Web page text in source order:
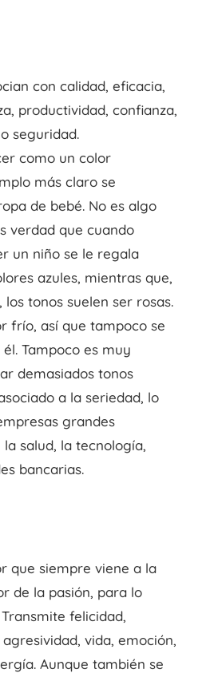
con calidad, eficacia,
productividad, confianza,
seguridad.
como un color
más claro se
de bebé. No es algo
verdad que cuando
un niño se le regala
azules, mientras que,
los tonos suelen ser rosas.
frío, así que tampoco se
Tampoco es muy
demasiados tonos
a la seriedad, lo
grandes
salud, la tecnología,
bancarias.
que siempre viene a la
de la pasión, para lo
felicidad,
vida, emoción,
Aunque también se